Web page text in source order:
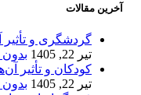
آخرین مقالات
گردشگری و تأثیر
تیر 22, 1405
بدون
کودکان و تأثیر
تیر 22, 1405
بدون